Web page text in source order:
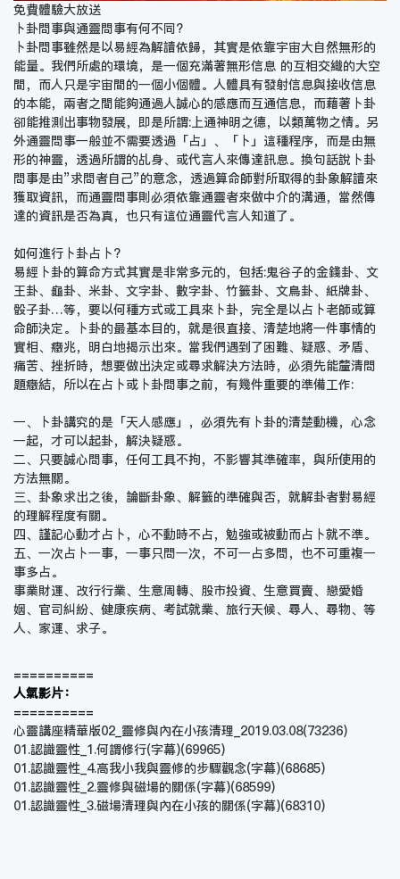
免費體驗大放送
卜卦問事與通靈問事有何不同?
卜卦問事雖然是以易經為解讀依歸，其實是依靠宇宙大自然無形的
能量。我們所處的環境，是一個充滿著無形信息 的互相交織的大空
間，而人只是宇宙間的一個小個體。人體具有發射信息與接收信息
的本能，兩者之間能夠通過人誠心的感應而互通信息，而藉著卜卦
卻能推測出事物發展，即是所謂:上通神明之德，以類萬物之情。另
外通靈問事一般並不需要透過「占」、「卜」這種程序，而是由無
形的神靈，透過所謂的乩身、或代言人來傳達訊息。換句話說卜卦
問事是由”求問者自己”的意念，透過算命師對所取得的卦象解讀來
獲取資訊，而通靈問事則必須依靠通靈者來做中介的溝通，當然傳
達的資訊是否為真，也只有這位通靈代言人知道了。
如何進行卜卦占卜?
易經卜卦的算命方式其實是非常多元的，包括:鬼谷子的金錢卦、文
王卦、龜卦、米卦、文字卦、數字卦、竹籤卦、文鳥卦、紙牌卦、
骰子卦…等，要以何種方式或工具來卜卦，完全是以占卜老師或算
命師決定。卜卦的最基本目的，就是很直接、清楚地將一件事情的
實相、癥兆，明白地揭示出來。當我們遇到了困難、疑惑、矛盾、
痛苦、挫折時，想要做出決定或尋求解決方法時，必須先能釐清問
題癥結，所以在占卜或卜卦問事之前，有幾件重要的準備工作:
一、卜卦講究的是「天人感應」，必須先有卜卦的清楚動機，心念
一起，才可以起卦，解決疑惑。
二、只要誠心問事，任何工具不拘，不影響其準確率，與所使用的
方法無關。
三、卦象求出之後，論斷卦象、解籤的準確與否，就解卦者對易經
的理解程度有關。
四、謹記心動才占卜，心不動時不占，勉強或被動而占卜就不準。
五、一次占卜一事，一事只問一次，不可一占多問，也不可重複一
事多占。
事業財運、改行行業、生意周轉、股市投資、生意買賣、戀愛婚
姻、官司糾紛、健康疾病、考試就業、旅行天候、尋人、尋物、等
人、家運、求子。
==========
人氣影片：
==========
心靈講座精華版02_靈修與內在小孩清理_2019.03.08(73236)
01.認識靈性_1.何謂修行(字幕)(69965)
01.認識靈性_4.高我小我與靈修的步驟觀念(字幕)(68685)
01.認識靈性_2.靈修與磁場的關係(字幕)(68599)
01.認識靈性_3.磁場清理與內在小孩的關係(字幕)(68310)